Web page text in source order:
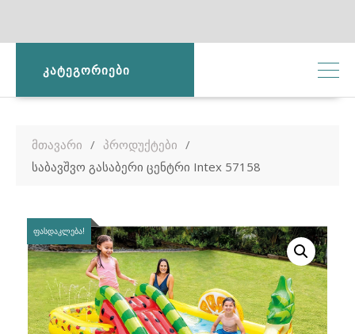
ᲙᲐᲢᲔᲒᲝᲠᲘᲔᲑᲘ
მთავარი
პროდუქტები
საბავშვო გასაბერი ცენტრი Intex 57158
ᲤᲐᲡᲓᲐᲙᲚᲔᲑᲐ!